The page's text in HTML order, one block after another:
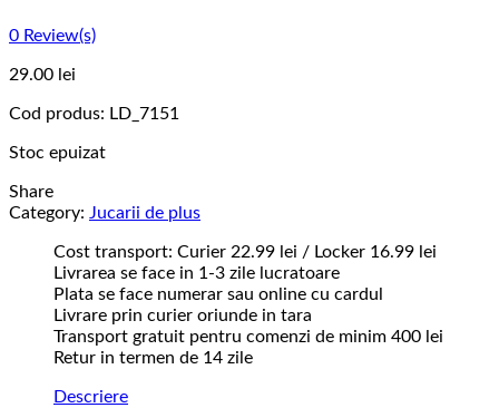
0 Review(s)
29.00 lei
Cod produs: LD_7151
Stoc epuizat
Share
Category: Jucarii de plus
Cost transport: Curier 22.99 lei / Locker 16.99 lei
Livrarea se face in 1-3 zile lucratoare
Plata se face numerar sau online cu cardul
Livrare prin curier oriunde in tara
Transport gratuit pentru comenzi de minim 400 lei
Retur in termen de 14 zile
Descriere